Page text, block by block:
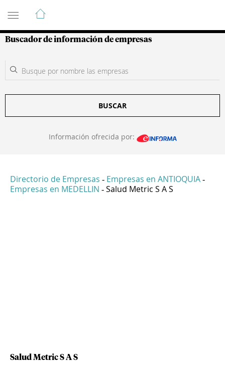
Guía de Empresas Colombianas
Buscador de información de empresas
BUSCAR
Información ofrecida por:
Directorio de Empresas - Empresas en ANTIOQUIA -
Empresas en MEDELLIN - Salud Metric S A S
Salud Metric S A S